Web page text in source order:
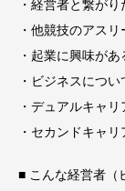
・経営者と繋がり
・他競技のアスリ
・起業に興味があ
・ビジネスにつ
・デュアルキャ
・セカンドキャ
■ こんな経営者（